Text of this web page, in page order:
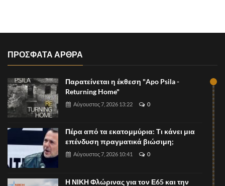
ΠΡΟΣΦΑΤΑ ΑΡΘΡΑ
Παρατείνεται η έκθεση "Apo Psila -
Returning Home"
Αύγουστος 7, 2026 13:22 0
Πέρα από τα εκατομμύρια: Τι κάνει μια
επένδυση πραγματικά βιώσιμη;
Αύγουστος 7, 2026 10:41 0
Η ΝΙΚΗ Φλώρινας για τον Ε65 και την